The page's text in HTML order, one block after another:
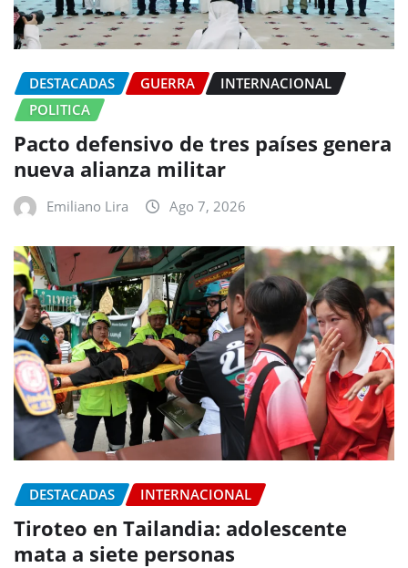
DESTACADAS GUERRA
INTERNACIONAL
POLITICA
Pacto defensivo de tres países genera
nueva alianza militar
Emiliano Lira Ago 7, 2026
DESTACADAS INTERNACIONAL
Tiroteo en Tailandia: adolescente
mata a siete personas